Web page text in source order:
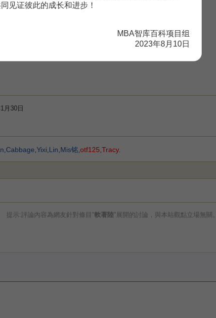
月30日
Cabbage Yixi Lin Mis铭 otf125 Tracy.
提示:評論內容為網友針對條目"軟著陸"展開的討論，與本站觀點立場無關。
见证彼此的成长和进步！
MBA智库百科项目组
2023年8月10日